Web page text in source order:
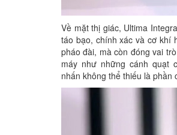
Về mặt thị giác, Ultima
táo bạo, chính xác và cơ khí
pháo đài, mà còn đóng vai
máy như những cánh quạt
nhấn không thể thiếu là